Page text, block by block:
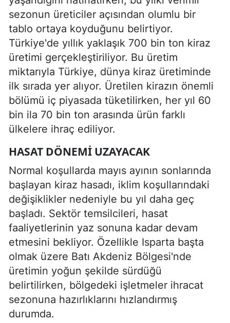
sezonun üreticiler açısından olumlu bir
tablo ortaya koyduğunu belirtiyor.
Türkiye'de yıllık yaklaşık 700 bin ton kiraz
üretimi gerçekleştiriliyor. Bu üretim
miktarıyla Türkiye, dünya kiraz üretiminde
ilk sırada yer alıyor. Üretilen kirazın önemli
bölümü iç piyasada tüketilirken, her yıl 60
bin ila 70 bin ton arasında ürün farklı
ülkelere ihraç ediliyor.
HASAT DÖNEMI UZAYACAK
Normal koşullarda mayıs ayının sonlarında
başlayan kiraz hasadı, iklim koşullarındaki
değişiklikler nedeniyle bu yıl daha geç
başladı. Sektör temsilcileri, hasat
faaliyetlerinin yaz sonuna kadar devam
etmesini bekliyor. Özellikle Isparta başta
olmak üzere Batı Akdeniz Bölgesi'nde
üretimin yoğun şekilde sürdüğü
belirtilirken, bölgedeki işletmeler ihracat
sezonuna hazırlıklarını hızlandırmış
durumda.